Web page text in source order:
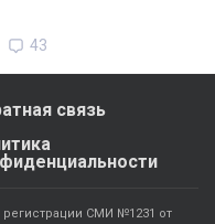
43
связь
регистрации СМИ №1231 от